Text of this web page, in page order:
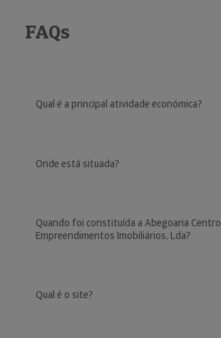
FAQs
Qual é a principal atividade económica?
Onde está situada?
Quando foi constituída a Abegoaria Centro
Empreendimentos Imobiliários, Lda?
Qual é o site?